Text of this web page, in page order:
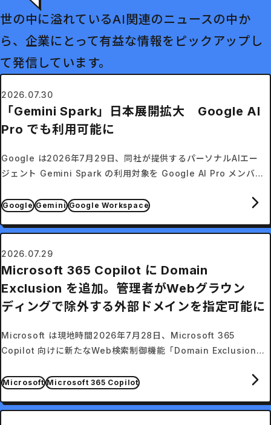
世の中に溢れているAI関連のニュースの中か
ら、企業にとって有益な情報をピックアップし
て発信しています。
2026.07.30
「Gemini Spark」日本展開拡大 Google AI
Pro でも利用可能に
Google は2026年7月29日、同社が提供するパーソナルAIエー
ジェント Gemini Spark の利用対象を Google AI Pro メンバー
Google Gemini Google Workspace
2026.07.29
Microsoft 365 Copilot に Domain
Exclusion を追加。管理者がWebグラウン
ディングで除外する外部ドメインを指定可能に
Microsoft は現地時間2026年7月28日、Microsoft 365
Copilot 向けに新たなWeb検索制御機能「Domain Exclusion」
Microsoft Microsoft 365 Copilot